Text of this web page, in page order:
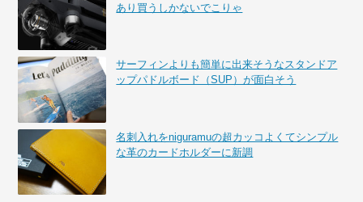
あり買うしかないでこりゃ
サーフィンよりも簡単に出来そうなスタンドア
ップパドルボード（SUP）が面白そう
名刺入れをniguramuの超カッコよくてシンプル
な革のカードホルダーに新調